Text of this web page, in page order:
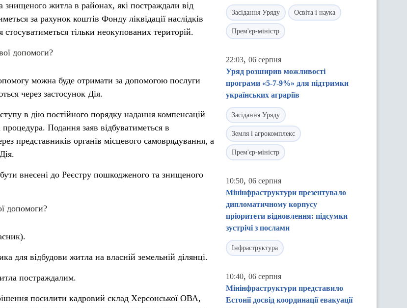
житла в районах, які постраждали від
за рахунок коштів Фонду ліквідації наслідків
тільки неокупованих територій.
допомоги?
можна буде отримати за допомогою послуги
через застосунок Дія.
в дію постійного порядку надання компенсацій
Подання заяв відбуватиметься в
представників органів місцевого самоврядування, а
внесені до Реєстру пошкодженого та знищеного
допомоги?
для відбудови житла на власній земельній ділянці.
постраждалим.
посилити кадровий склад Херсонської ОВА,
Засідання Уряду Освіта і наука
Прем'єр-міністр
22:03, 06 серпня
Уряд розширив можливості
програми «5-7-9%» для підтримки
українських аграріїв
Засідання Уряду
Земля і агрокомплекс
Прем'єр-міністр
10:50, 06 серпня
Мінінфраструктури презентувало
дипломатичному корпусу
пріоритети відновлення: підсумки
зустрічі з послами
Інфраструктура
10:40, 06 серпня
Мінінфраструктури представило
Естонії досвід координації евакуації